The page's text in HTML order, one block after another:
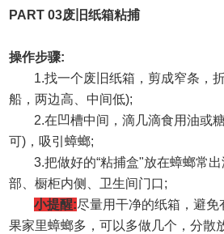
PART 03废旧纸箱粘捕
操作步骤:
1.找一个废旧纸箱，剪成窄条，
船，两边高、中间低);
2.在凹槽中间，滴几滴食用油或
可) ，吸引蟑螂;
3.把做好的“粘捕盒"放在蟑螂常
部、橱柜内侧、卫生间门口;
小提醒:尽量用干净的纸箱，避免
果家里蟑螂多，可以多做几个，分散